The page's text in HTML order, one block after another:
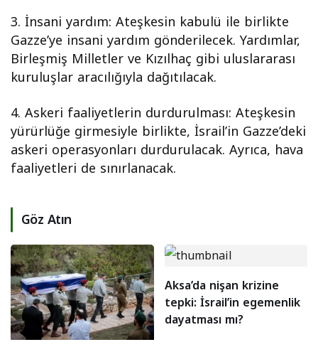
3.⁠ ⁠İnsani yardım: Ateşkesin kabulü ile birlikte
Gazze’ye insani yardım gönderilecek. Yardımlar,
Birleşmiş Milletler ve Kızılhaç gibi uluslararası
kuruluşlar aracılığıyla dağıtılacak.
4.⁠ ⁠Askeri faaliyetlerin durdurulması: Ateşkesin
yürürlüğe girmesiyle birlikte, İsrail’in Gazze’deki
askeri operasyonları durdurulacak. Ayrıca, hava
faaliyetleri de sınırlanacak.
Göz Atın
Aksa’da nişan krizine
tepki: İsrail’in egemenlik
dayatması mı?